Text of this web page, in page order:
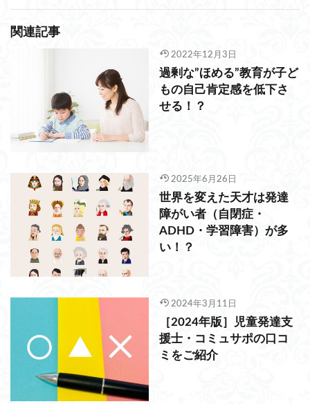
関連記事
2022年12月3日
過剰な”ほめる”教育が子ど
もの自己肯定感を低下さ
せる！？
2025年6月26日
世界を変えた天才は発達
障がい者（自閉症・
ADHD・学習障害）が多
い！？
2024年3月11日
［2024年版］児童発達支
援士・コミュサポの口コ
ミをご紹介